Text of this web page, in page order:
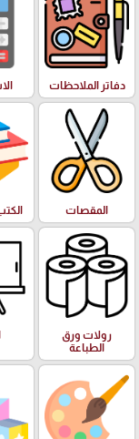
دفاتر الملاحظات
المقصات
رولات ورق
الطباعة